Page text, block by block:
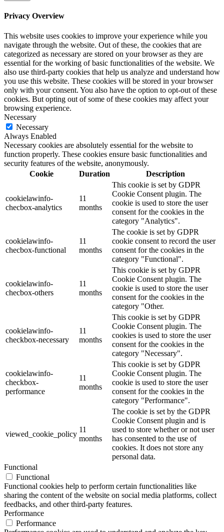
Privacy Overview
This website uses cookies to improve your experience while you
navigate through the website. Out of these, the cookies that are
categorized as necessary are stored on your browser as they are
essential for the working of basic functionalities of the website. We
also use third-party cookies that help us analyze and understand how
you use this website. These cookies will be stored in your browser
only with your consent. You also have the option to opt-out of these
cookies. But opting out of some of these cookies may affect your
browsing experience.
Necessary
Necessary
Always Enabled
Necessary cookies are absolutely essential for the website to
function properly. These cookies ensure basic functionalities and
security features of the website, anonymously.
Cookie
Duration Description
cookielawinfo-
checbox-analytics
11
months
This cookie is set by GDPR
Cookie Consent plugin. The
cookie is used to store the user
consent for the cookies in the
category "Analytics".
cookielawinfo-
checbox-functional
11
months
The cookie is set by GDPR
cookie consent to record the user
consent for the cookies in the
category "Functional".
cookielawinfo-
checbox-others
11
months
This cookie is set by GDPR
Cookie Consent plugin. The
cookie is used to store the user
consent for the cookies in the
category "Other.
cookielawinfo-
checkbox-necessary
11
months
This cookie is set by GDPR
Cookie Consent plugin. The
cookies is used to store the user
consent for the cookies in the
category "Necessary".
cookielawinfo-
checkbox-
performance
11
months
This cookie is set by GDPR
Cookie Consent plugin. The
cookie is used to store the user
consent for the cookies in the
category "Performance".
viewed_cookie_policy
11
months
The cookie is set by the GDPR
Cookie Consent plugin and is
used to store whether or not user
has consented to the use of
cookies. It does not store any
personal data.
Functional
Functional
Functional cookies help to perform certain functionalities like
sharing the content of the website on social media platforms, collect
feedbacks, and other third-party features.
Performance
Performance